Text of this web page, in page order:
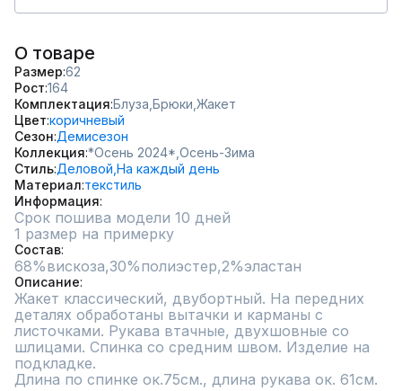
О товаре
Размер 62
Рост 164
Комплектация Блуза, Брюки, Жакет
Цвет коричневый
Сезон Демисезон
Коллекция *Осень 2024*, Осень-Зима
Стиль Деловой, На каждый день
Материал текстиль
Информация
Срок пошива модели 10 дней
1 размер на примерку
Состав
68%вискоза,30%полиэстер,2%эластан
Описание
Жакет классический, двубортный. На передних
деталях обработаны вытачки и карманы с
листочками. Рукава втачные, двухшовные со
шлицами. Спинка со средним швом. Изделие на
подкладке.
Длина по спинке ок.75см., длина рукава ок. 61см.